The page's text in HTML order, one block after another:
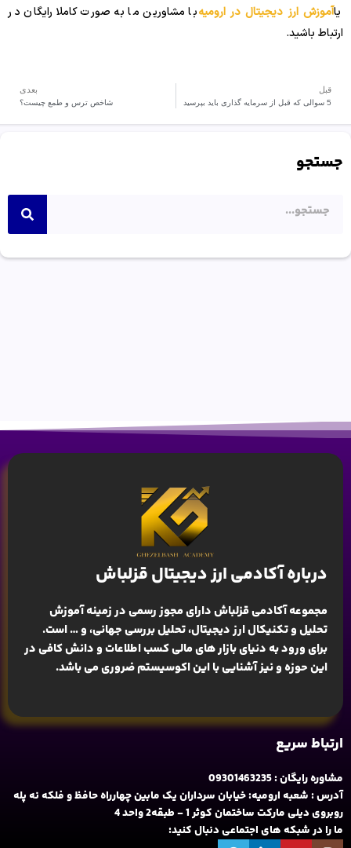
یاآموزش ارز دیجیتال در ارومیهبا مشاورین ما به صورت کاملا رایگان در
ارتباط باشید.
قبل
5 سوالی که قبل از سرمایه گذاری باید بپرسید
بعدی
شاخص ترس و طمع چیست؟
جستجو
درباره آکادمی ارز دیجیتال قزلباش
مجموعه آکادمی قزلباش دارای مجوز رسمی در زمینهآموزش
تحلیل و تکنیکال ارز دیجیتال، تحلیل بررسی جهانی، و … است.
برای ورود به دنیای بازار های مالی کسب اطلاعات و دانش کافی در
این حوزه و نیز آشنایی با این اکوسیستم ضروری می باشد.
ارتباط سریع
مشاوره رایگان : 09301463235
آدرس : شعبه ارومیه: خیابان سرداران یک مابین چهارراه حافظ و فلکه نه پله
روبروی دیلی مارکت ساختمان کوثر 1 - طبقه2 واحد 4
ما را در شبکه های اجتماعی دنبال کنید: